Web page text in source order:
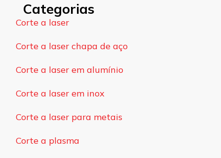
Categorias
Corte a laser
Corte a laser chapa de aço
Corte a laser em alumínio
Corte a laser em inox
Corte a laser para metais
Corte a plasma